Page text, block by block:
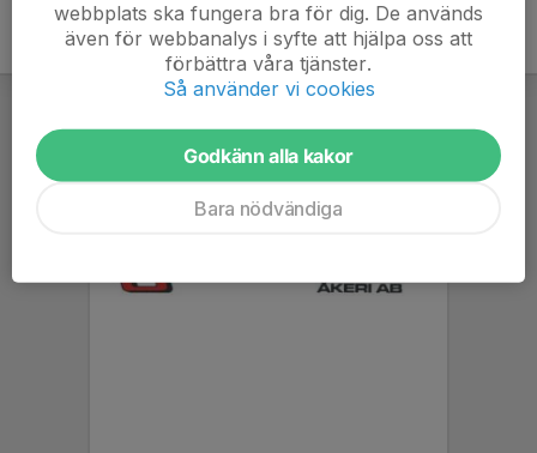
webbplats ska fungera bra för dig. De används
även för webbanalys i syfte att hjälpa oss att
förbättra våra tjänster.
Så använder vi cookies
Godkänn alla kakor
Bara nödvändiga